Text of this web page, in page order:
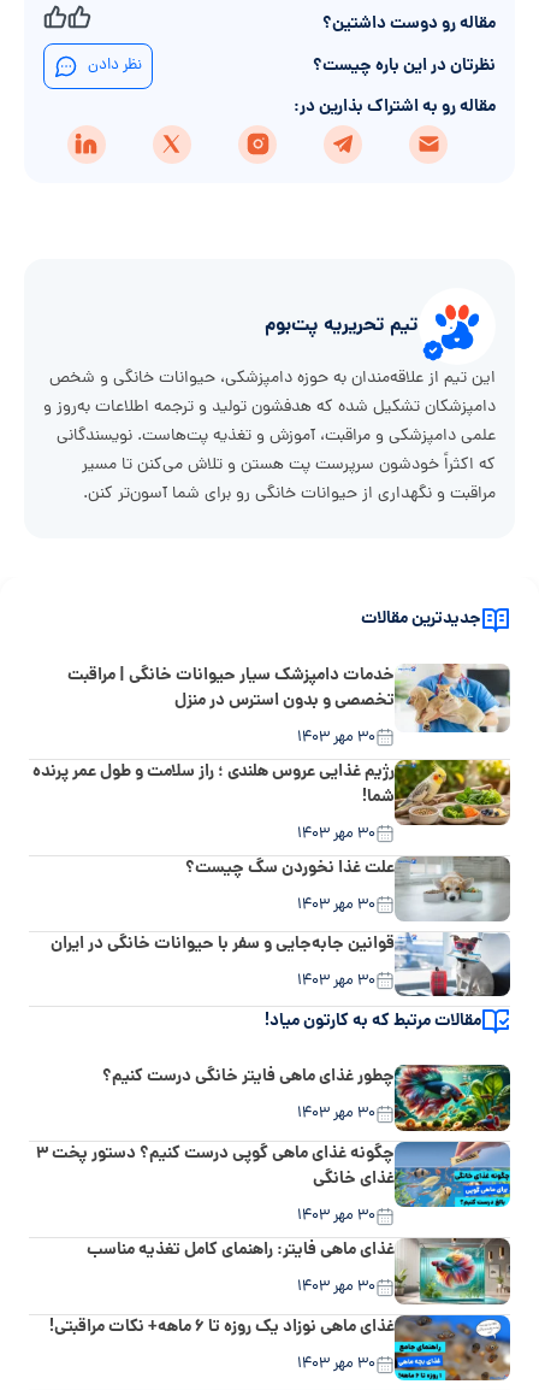
مقاله رو دوست داشتین؟
نظرتان در این باره چیست؟
نظر دادن
مقاله رو به اشتراک بذارین در:
تیم تحریریه پت‌بوم
این تیم از علاقه‌مندان به حوزه دامپزشکی، حیوانات خانگی و شخص
دامپزشکان تشکیل شده که هدفشون تولید و ترجمه اطلاعات به‌روز و
علمی دامپزشکی و مراقبت، آموزش و تغذیه پت‌هاست. نویسندگانی
که اکثراً خودشون سرپرست پت هستن و تلاش می‌کنن تا مسیر
مراقبت و نگهداری از حیوانات خانگی رو برای شما آسون‌تر کنن.
جدیدترین مقالات
خدمات دامپزشک سیار حیوانات خانگی | مراقبت
تخصصی و بدون استرس در منزل
۳۰ مهر ۱۴۰۳
رژیم غذایی عروس هلندی ؛ راز سلامت و طول عمر پرنده
شما!
۳۰ مهر ۱۴۰۳
علت غذا نخوردن سگ چیست؟
۳۰ مهر ۱۴۰۳
قوانین جابه‌جایی و سفر با حیوانات خانگی در ایران
۳۰ مهر ۱۴۰۳
مقالات مرتبط که به کارتون میاد!
چطور غذای ماهی فایتر خانگی درست کنیم؟
۳۰ مهر ۱۴۰۳
چگونه غذای ماهی گوپی درست کنیم؟ دستور پخت ۳
غذای خانگی
۳۰ مهر ۱۴۰۳
غذای ماهی فایتر: راهنمای کامل تغذیه مناسب
۳۰ مهر ۱۴۰۳
غذای ماهی نوزاد یک روزه تا ۶ ماهه+ نکات مراقبتی!
۳۰ مهر ۱۴۰۳